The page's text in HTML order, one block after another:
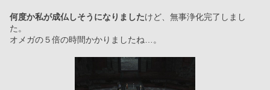
何度か私が成仏しそうになりましたけど、無事浄化完了しまし
た。
オメガの５倍の時間かかりましたね…。